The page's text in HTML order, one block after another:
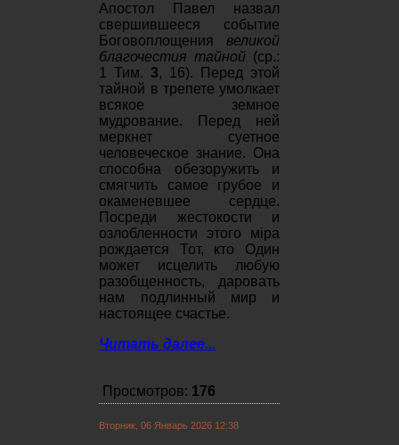
Апостол Павел назвал
свершившееся событие
Боговоплощениявеликой
благочестия тайной (ср.:
1 Тим. 3, 16). Перед этой
тайной в трепете умолкает
всякое земное
мудрование. Перед ней
меркнет суетное
человеческое знание. Она
способна обезоружить и
смягчить самое грубое и
окаменевшее сердце.
Посреди жестокости и
озлобленности этого мiра
рождается Тот, кто Один
может исцелить любую
разобщенность, даровать
нам подлинный мир и
настоящее счастье.
Читать далее...
Просмотров: 176
Вторник, 06 Январь 2026 12:38